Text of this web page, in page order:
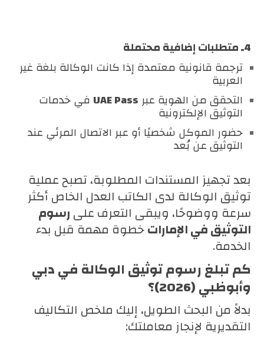
4ـ متطلبات إضافية محتملة
ترجمة قانونية معتمدة إذا كانت الوكالة بلغة غير
العربية
التحقق من الهوية عبر UAE Pass في خدمات
التوثيق الإلكترونية
حضور الموكل شخصيًا أو عبر الاتصال المرئي عند
التوثيق عن بُعد
بعد تجهيز المستندات المطلوبة، تصبح عملية
توثيق الوكالة لدى الكاتب العدل الخاص أكثر
سرعة ووضوحًا، ويبقى التعرف علىرسوم
التوثيق في الإماراتخطوة مهمة قبل بدء
الخدمة.
كم تبلغ رسوم توثيق الوكالة في دبي
وأبوظبي (2026)؟
بدلاً من البحث الطويل، إليك ملخص التكاليف
التقديرية لإنجاز معاملتك: